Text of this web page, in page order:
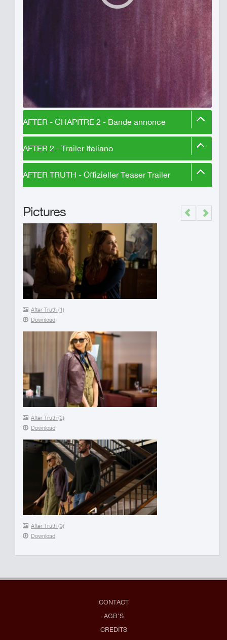
AFTER - CHAPITRE 2 - Bande annonce
AFTER 2 - Trailer Italiano
AFTER TRUTH - Offizieller Teaser Trailer
Pictures
After Truth (1)
Download
After Truth (2)
Download
After Truth (3)
Download
Previous
Next
CONTACT
AGB'S
CREDITS